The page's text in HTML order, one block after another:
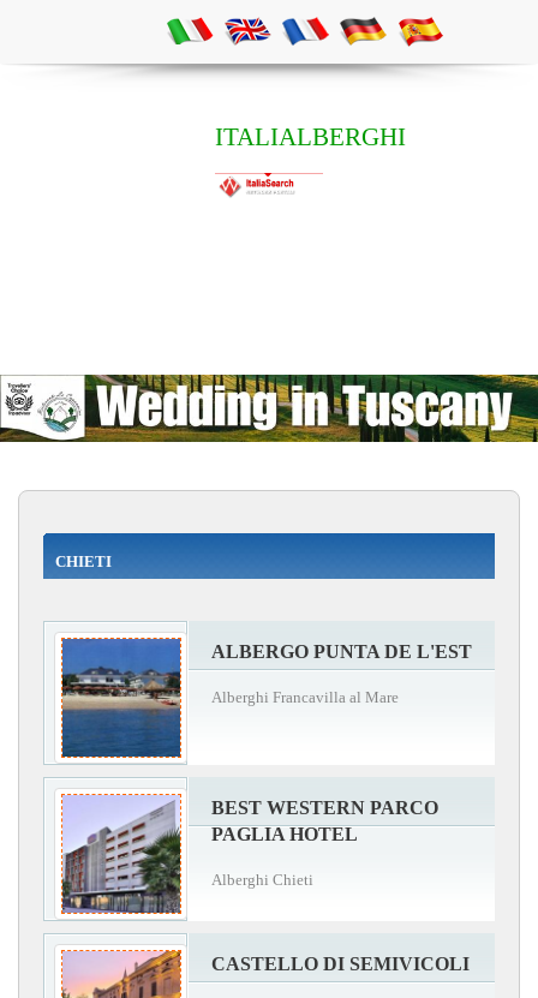
ITALIALBERGHI
CHIETI
ALBERGO PUNTA DE L'EST
Alberghi Francavilla al Mare
BEST WESTERN PARCO
PAGLIA HOTEL
Alberghi Chieti
CASTELLO DI SEMIVICOLI